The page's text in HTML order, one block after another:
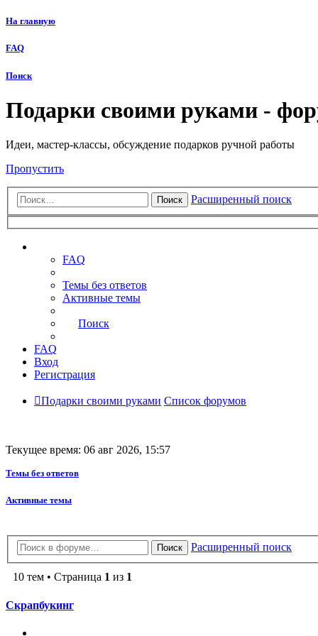
На главную
FAQ
Поиск
Подарки своими руками -
Идеи, мастер-классы, обсуждение подарков ручной работы
Пропустить
Поиск Расширенный поиск
FAQ
Темы без ответов
Активные темы
Поиск
FAQ
Вход
Регистрация
Подарки своими руками Список форумов
Текущее время: 06 авг 2026, 15:57
Темы без ответов
Активные темы
Поиск Расширенный поиск
10 тем • Страница 1 из 1
Скрапбукинг